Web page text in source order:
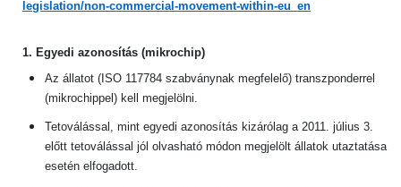
legislation/non-commercial-movement-within-eu_en
1. Egyedi azonosítás (mikrochip)
Az állatot (ISO 117784 szabványnak megfelelő) transzponderrel
(mikrochippel) kell megjelölni.
Tetoválással, mint egyedi azonosítás kizárólag a 2011. július 3.
előtt tetoválással jól olvasható módon megjelölt állatok utaztatása
esetén elfogadott.